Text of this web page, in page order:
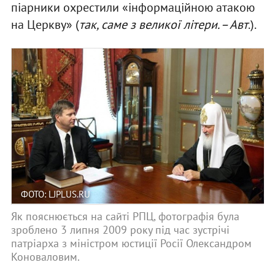
піарники охрестили «інформаційною атакою
на Церкву» (так, саме з великої літери. – Авт.).
ФОТО: LJPLUS.RU
Як пояснюється на сайті РПЦ, фотографія була
зроблено 3 липня 2009 року під час зустрічі
патріарха з міністром юстиції Росії Олександром
Коноваловим.